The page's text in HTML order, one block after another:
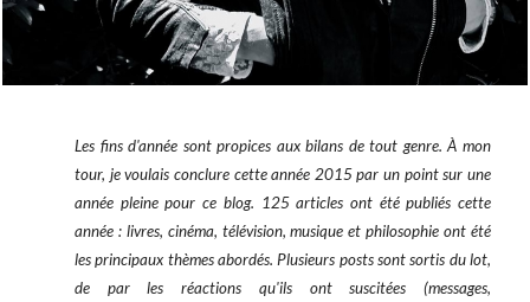
Les fins d'année sont propices aux bilans de tout genre. À mon
tour, je voulais conclure cette année 2015 par un point sur une
année pleine pour ce blog. 125 articles ont été publiés cette
année : livres, cinéma, télévision, musique et philosophie ont été
les principaux thèmes abordés. Plusieurs posts sont sortis du lot,
de par les réactions qu'ils ont suscitées (messages,